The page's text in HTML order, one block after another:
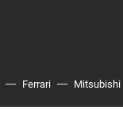
Ferrari Mitsubishi